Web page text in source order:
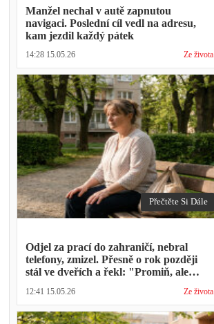
Manžel nechal v autě zapnutou
navigaci. Poslední cíl vedl na adresu,
kam jezdil každý pátek
14:28 15.05.26 Ze života
Přečtěte Si Dále
Odjel za prací do zahraničí, nebral
telefony, zmizel. Přesně o rok později
stál ve dveřích a řekl: "Promiň, ale
12:41 15.05.26 Ze života